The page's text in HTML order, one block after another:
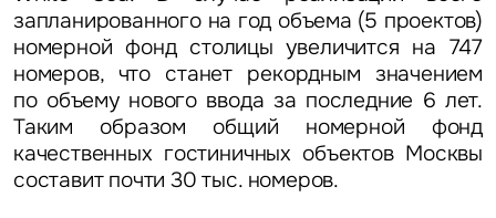
запланированного на год объема (5 проектов)
номерной фонд столицы увеличится на 747
номеров, что станет рекордным значением
по объему нового ввода за последние 6 лет.
Таким образом общий номерной фонд
качественных гостиничных объектов Москвы
составит почти 30 тыс. номеров.